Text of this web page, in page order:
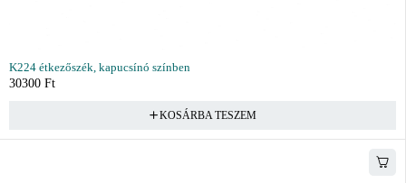
K224 étkezőszék, kapucsínó színben
30300 Ft
KOSÁRBA TESZEM